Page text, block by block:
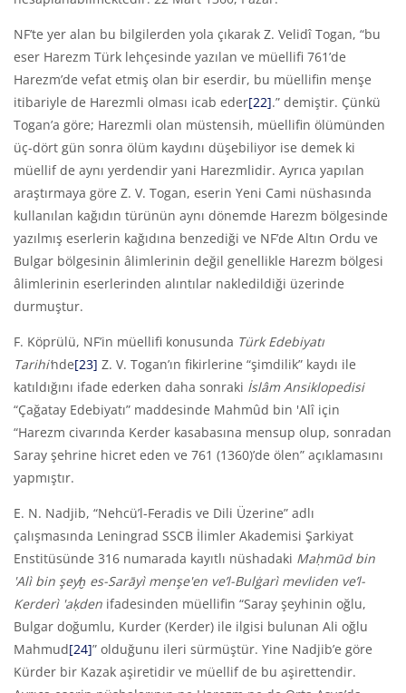
NF’te yer alan bu bilgilerden yola çıkarak Z. Velidî Togan, “bu
eser Harezm Türk lehçesinde yazılan ve müellifi 761’de
Harezm’de vefat etmiş olan bir eserdir, bu müellifin menşe
itibariyle de Harezmli olması icab eder[22].” demiştir. Çünkü
Togan’a göre; Harezmli olan müstensih, müellifin ölümünden
üç-dört gün sonra ölüm kaydını düşebiliyor ise demek ki
müellif de aynı yerdendir yani Harezmlidir. Ayrıca yapılan
araştırmaya göre Z. V. Togan, eserin Yeni Cami nüshasında
kullanılan kağıdın türünün aynı dönemde Harezm bölgesinde
yazılmış eserlerin kağıdına benzediği ve NF’de Altın Ordu ve
Bulgar bölgesinin âlimlerinin değil genellikle Harezm bölgesi
âlimlerinin eserlerinden alıntılar nakledildiği üzerinde
durmuştur.
F. Köprülü, NF’in müellifi konusunda Türk Edebiyatı
Tarihi’nde[23] Z. V. Togan’ın fikirlerine “şimdilik” kaydı ile
katıldığını ifade ederken daha sonraki İslâm Ansiklopedisi
“Çağatay Edebiyatı” maddesinde Mahmûd bin 'Alî için
“Harezm civarında Kerder kasabasına mensup olup, sonradan
Saray şehrine hicret eden ve 761 (1360)’de ölen” açıklamasını
yapmıştır.
E. N. Nadjib, “Nehcü’l-Feradis ve Dili Üzerine” adlı
çalışmasında Leningrad SSCB İlimler Akademisi Şarkiyat
Enstitüsünde 316 numarada kayıtlı nüshadaki Maḥmūd bin
Alìbin şeyḫ es-Sarāyìmenşe'en ve’l-Bulġarìmevliden ve’l-
Kerderì' aḳden ifadesinden müellifin “Saray şeyhinin oğlu,
Bulgar doğumlu, Kurder (Kerder) ile ilgisi bulunan Ali oğlu
Mahmud[24]” olduğunu ileri sürmüştür. Yine Nadjib’e göre
Kürder bir Kazak aşiretidir ve müellif de bu aşirettendir.